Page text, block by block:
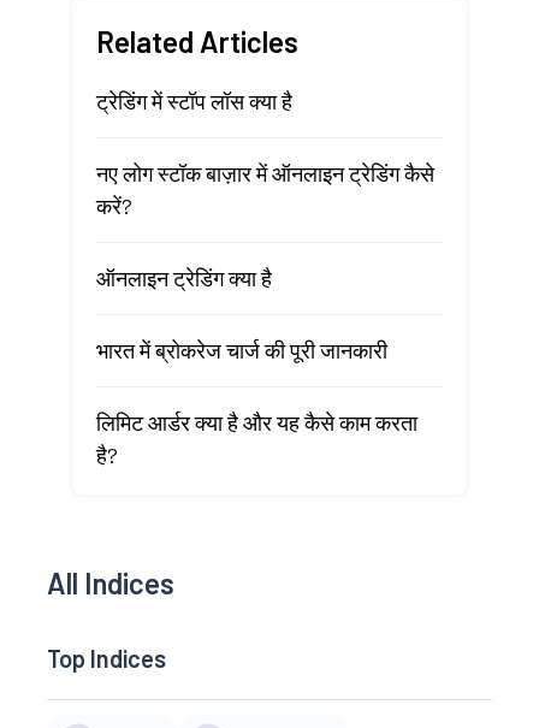
Related Articles
ट्रेडिंग में स्टॉप लॉस क्या है
नए लोग स्टॉक बाज़ार में ऑनलाइन ट्रेडिंग कैसे
करें?
ऑनलाइन ट्रेडिंग क्या है
भारत में ब्रोकरेज चार्ज की पूरी जानकारी
लिमिट आर्डर क्या है और यह कैसे काम करता
है?
All Indices
Top Indices